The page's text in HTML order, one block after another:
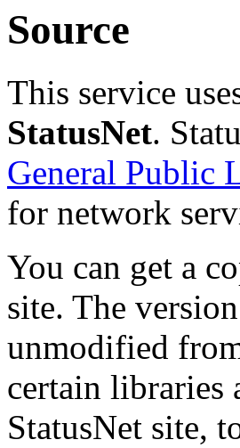
Source
This service
StatusNet.
General Public
for network
You can get a
site. The
unmodified
certain libraries
StatusNet site,